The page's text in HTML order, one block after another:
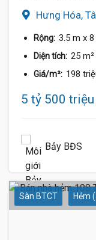
Hưng Hóa,
Rộng: 3.5 m x
Diện tích: 25 m²
Giá/m²: 198
5 tỷ 500 triệu
Bảy BĐS
Sàn BTCT Hẻm